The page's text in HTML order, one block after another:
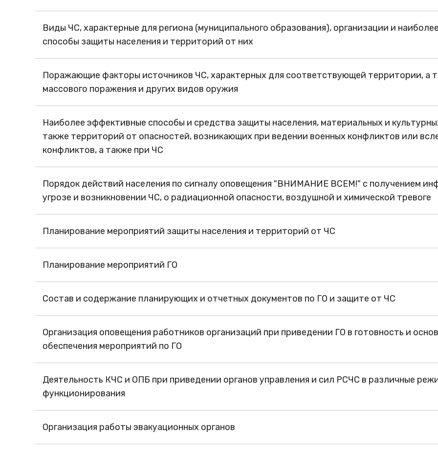
Виды ЧС, характерные для региона (муниципального образования), организации и
способы защиты населения и территорий от них
Поражающие факторы источников ЧС, характерных для соответствующей территории, а
массового поражения и других видов оружия
Наиболее эффективные способы и средства защиты населения, материальных и
также территорий от опасностей, возникающих при ведении военных конфликтов или
конфликтов, а также при ЧС
Порядок действий населения по сигналу оповещения "ВНИМАНИЕ ВСЕМ!" с получением
угрозе и возникновении ЧС, о радиационной опасности, воздушной и химической тревоге
Планирование мероприятий защиты населения и территорий от ЧС
Планирование мероприятий ГО
Состав и содержание планирующих и отчетных документов по ГО и защите от ЧС
Организация оповещения работников организаций при приведении ГО в готовность и
обеспечения мероприятий по ГО
Деятельность КЧС и ОПБ при приведении органов управления и сил РСЧС в различные
функционирования
Организация работы эвакуационных органов